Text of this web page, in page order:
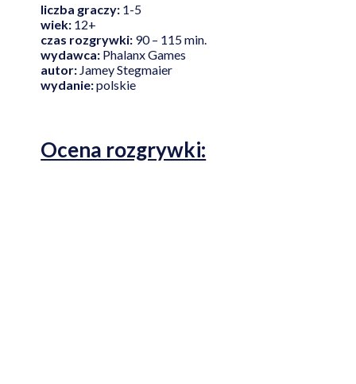
liczba graczy: 1-5
wiek: 12+
czas rozgrywki: 90 – 115 min.
wydawca: Phalanx Games
autor: Jamey Stegmaier
wydanie:polskie
Ocena rozgrywki: